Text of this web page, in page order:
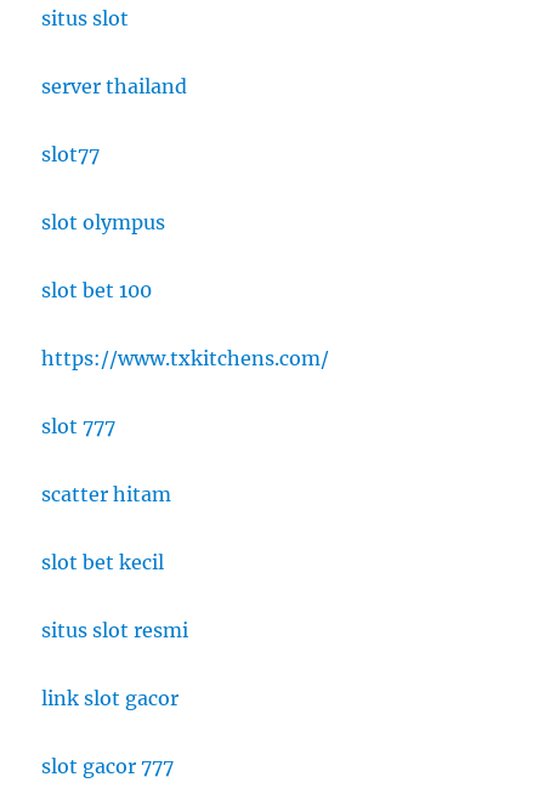
situs slot
server thailand
slot77
slot olympus
slot bet 100
https://www.txkitchens.com/
slot 777
scatter hitam
slot bet kecil
situs slot resmi
link slot gacor
slot gacor 777